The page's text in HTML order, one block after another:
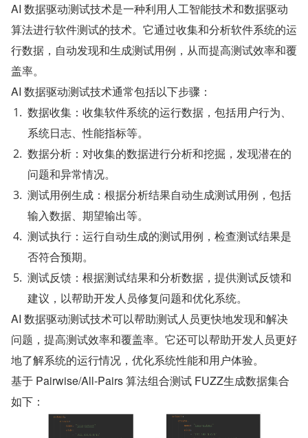
AI 数据驱动测试技术是一种利用人工智能技术和数据驱动
算法进行软件测试的技术。它通过收集和分析软件系统的运
行数据，自动发现和生成测试用例，从而提高测试效率和覆
盖率。
AI 数据驱动测试技术通常包括以下步骤：
数据收集：收集软件系统的运行数据，包括用户行为、
系统日志、性能指标等。
数据分析：对收集的数据进行分析和挖掘，发现潜在的
问题和异常情况。
测试用例生成：根据分析结果自动生成测试用例，包括
输入数据、期望输出等。
测试执行：运行自动生成的测试用例，检查测试结果是
否符合预期。
测试反馈：根据测试结果和分析数据，提供测试反馈和
建议，以帮助开发人员修复问题和优化系统。
AI 数据驱动测试技术可以帮助测试人员更快地发现和解决
问题，提高测试效率和覆盖率。它还可以帮助开发人员更好
地了解系统的运行情况，优化系统性能和用户体验。
基于 Pairwise/All-Pairs 算法组合测试 FUZZ⽣成数据集合
如下：